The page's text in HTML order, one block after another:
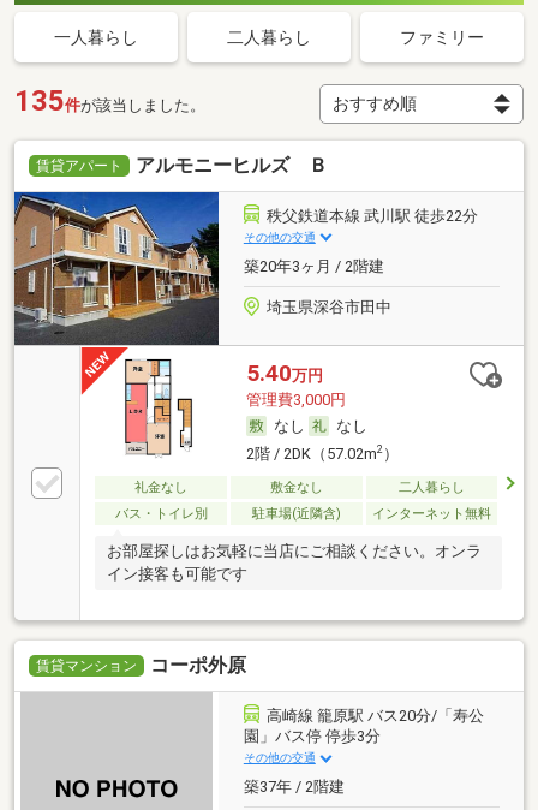
一人暮らし 二人暮らし ファミリー
135件が該当しました。
賃貸アパート アルモニーヒルズ Ｂ
秩父鉄道本線 武川駅 徒歩22分
その他の交通
築20年3ヶ月 / 2階建
埼玉県深谷市田中
5.40万円
管理費3,000円
なし
なし
2階 / 2DK（57.02m2）
礼金なし 敷金なし
二人暮らし
バス・トイレ別
駐車場(近隣含) インターネット無料
お部屋探しはお気軽に当店にご相談ください。オンラ
イン接客も可能です
賃貸マンション コーポ外原
高崎線 籠原駅 バス20分/「寿公
園」バス停 停歩3分
その他の交通
築37年 / 2階建